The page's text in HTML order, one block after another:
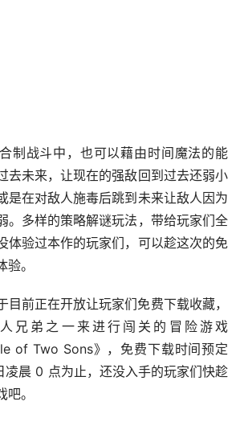
制战斗中，也可以藉由时间魔法的能
去未来，让现在的强敌回到过去还弱小
是在对敌人施毒后跳到未来让敌人因为
。多样的策略解谜玩法，带给玩家们全
体验过本作的玩家们，可以趁这次的免
。
目前正在开放让玩家们免费下载收藏，
兄弟之一来进行闯关的冒险游戏
of Two Sons》，免费下载时间预定
晨 0 点为止，还没入手的玩家们快趁
。